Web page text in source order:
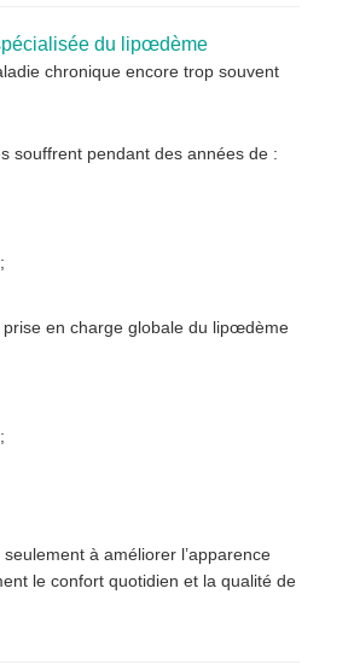
du lipœdème
chronique encore trop souvent
souffrent pendant des années de :
en charge globale du lipœdème
à améliorer l’apparence
le confort quotidien et la qualité de